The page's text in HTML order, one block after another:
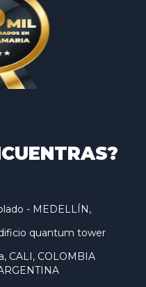
- MEDELLÍN,
quantum tower
CALI, COLOMBIA